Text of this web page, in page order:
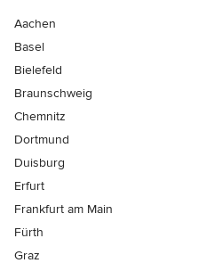
Aachen
Basel
Bielefeld
Braunschweig
Chemnitz
Dortmund
Duisburg
Erfurt
Frankfurt am Main
Fürth
Graz